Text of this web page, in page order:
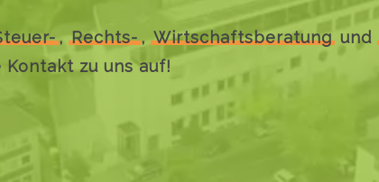
,Rechts- ,Wirtschaftsberatung und
Kontakt zu uns auf!